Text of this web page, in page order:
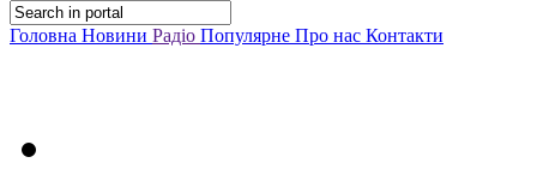
Головна Новини Радіо Популярне Про нас Контакти